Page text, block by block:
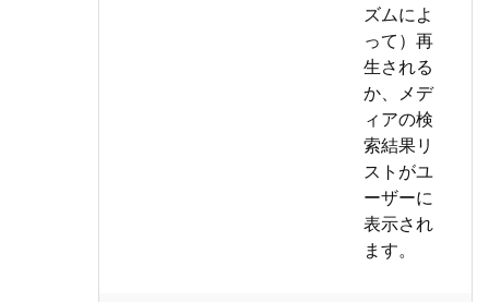
ズムによ
って）再
生される
か、メデ
ィアの検
索結果リ
ストがユ
ーザーに
表示され
ます。